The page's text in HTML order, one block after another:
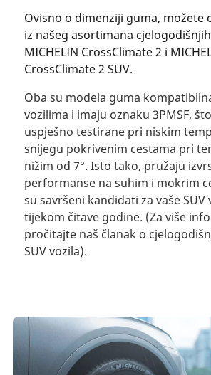
Ovisno o dimenziji guma, možete
iz našeg asortimana
MICHELIN CrossClimate 2 i
CrossClimate 2 SUV.
Oba su modela guma
vozilima i imaju oznaku 3PMSF,
uspješno testirane pri niskim
snijegu pokrivenim cestama pri
nižim od 7°. Isto tako, pružaju
performanse na suhim i mokrim
su savršeni kandidati za vaše SUV
tijekom čitave godine. (Za više
pročitajte naš članak o
SUV vozila).